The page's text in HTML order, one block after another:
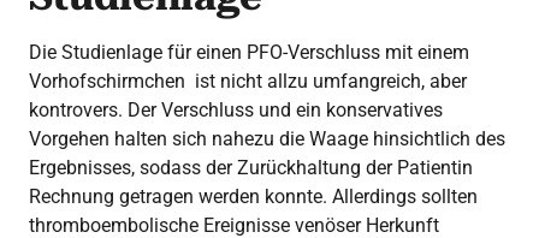
Die Studienlage für einen PFO-Verschluss mit einem
Vorhofschirmchen ist nicht allzu umfangreich, aber
kontrovers. Der Verschluss und ein konservatives
Vorgehen halten sich nahezu die Waage hinsichtlich des
Ergebnisses, sodass der Zurückhaltung der Patientin
Rechnung getragen werden konnte. Allerdings sollten
thromboembolische Ereignisse venöser Herkunft